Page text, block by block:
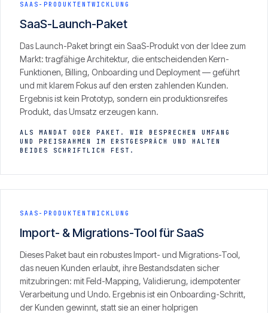
SAAS-PRODUKTENTWICKLUNG
SaaS-Launch-Paket
Das Launch-Paket bringt ein SaaS-Produkt von der Idee zum
Markt: tragfähige Architektur, die entscheidenden Kern-
Funktionen, Billing, Onboarding und Deployment — geführt
und mit klarem Fokus auf den ersten zahlenden Kunden.
Ergebnis ist kein Prototyp, sondern ein produktionsreifes
Produkt, das Umsatz erzeugen kann.
ALS MANDAT ODER PAKET. WIR BESPRECHEN UMFANG
UND PREISRAHMEN IM ERSTGESPRÄCH UND HALTEN
BEIDES SCHRIFTLICH FEST.
SAAS-PRODUKTENTWICKLUNG
Import- & Migrations-Tool für SaaS
Dieses Paket baut ein robustes Import- und Migrations-Tool,
das neuen Kunden erlaubt, ihre Bestandsdaten sicher
mitzubringen: mit Feld-Mapping, Validierung, idempotenter
Verarbeitung und Undo. Ergebnis ist ein Onboarding-Schritt,
der Kunden gewinnt, statt sie an einer holprigen